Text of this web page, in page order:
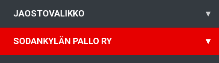
JAOSTOVALIKKO ▾
SODANKYLÄN PALLO RY ▾